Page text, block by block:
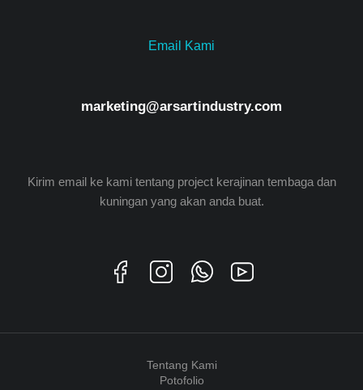
Email Kami
marketing@arsartindustry.com
Kirim email ke kami tentang project kerajinan tembaga dan
kuningan yang akan anda buat.
Tentang Kami
Potofolio